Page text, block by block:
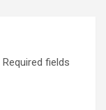
Required fields